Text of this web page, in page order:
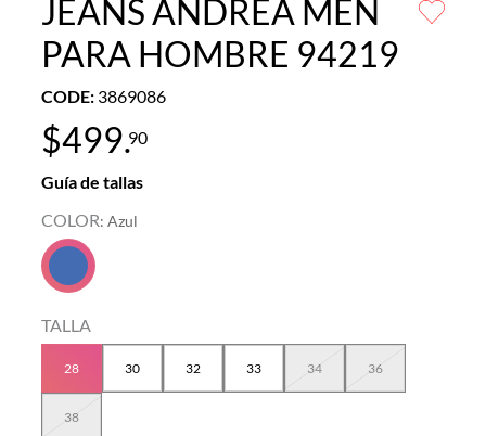
JEANS ANDREA MEN
PARA HOMBRE 94219
CODE: 3869086
$499.90
Guía de tallas
COLOR: Azul
TALLA
28 30 32 33 34 36
38